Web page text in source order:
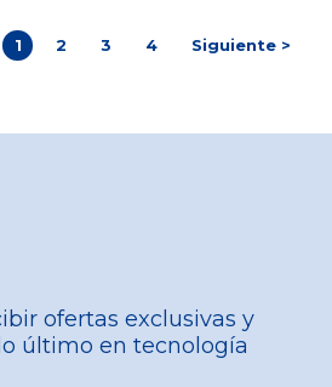
1 2 3 4 Siguiente >
ofertas exclusivas y
último en tecnología